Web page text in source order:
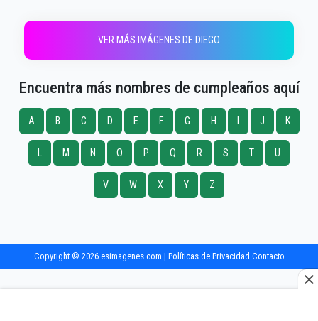
VER MÁS IMÁGENES DE DIEGO
Encuentra más nombres de cumpleaños aquí
A B C D E F G H J K
L M N O P Q R S T U
V W X Y Z
Copyright © 2026 esimagenes.com | Políticas de Privacidad Contacto